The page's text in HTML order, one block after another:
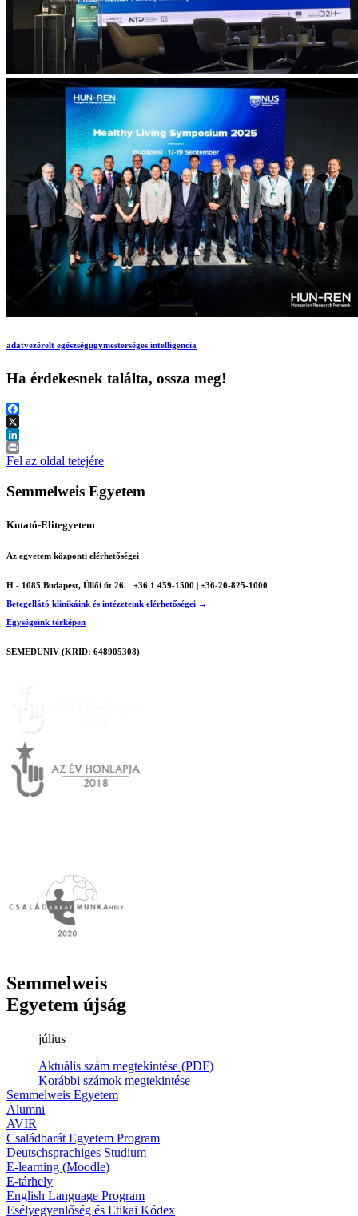
adatvezérelt egészségügymesterséges intelligencia
Ha érdekesnek találta, ossza meg!
Facebook
X
LinkedIn
Print
Fel az oldal tetejére
Semmelweis Egyetem
Kutató-Elitegyetem
Az egyetem központi elérhetőségei
H - 1085 Budapest, Üllői út 26.
+36 1 459-1500 | +36-20-825-1000
Betegellátó klinikáink és intézeteink elérhetőségei →
Egységeink térképen
SEMEDUNIV (KRID: 648905308)
Semmelweis
Egyetem újság
július
Aktuális szám megtekintése (PDF)
Korábbi számok megtekintése
Semmelweis Egyetem
Alumni
AVIR
Családbarát Egyetem Program
Deutschsprachiges Studium
E-learning (Moodle)
E-tárhely
English Language Program
Esélyegyenlőség és Etikai Kódex